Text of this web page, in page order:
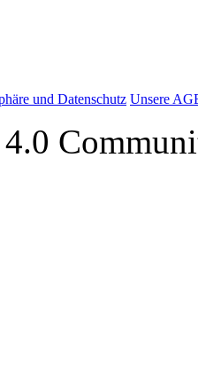
und Datenschutz Unsere
4.0